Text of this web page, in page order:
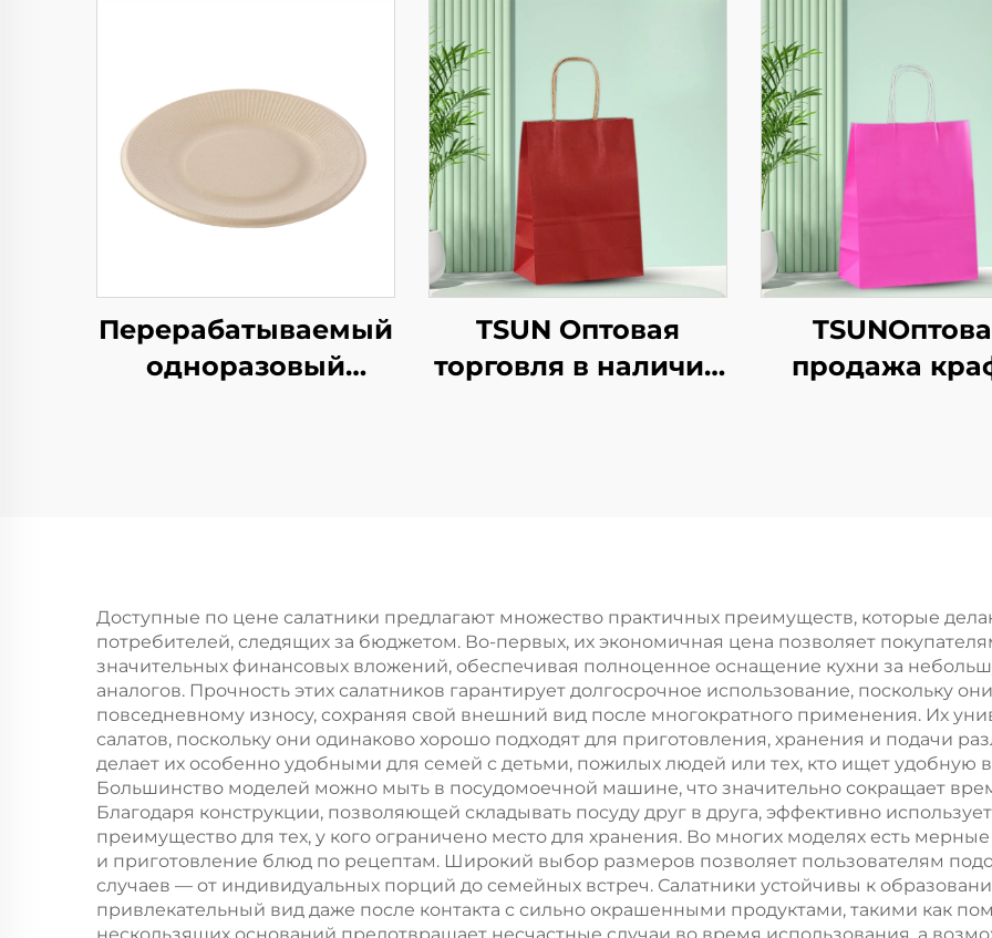
Перерабатываемый
одноразовый
для общепита и
крафтовых целей
TSUN Оптовая
торговля в наличии
подарочная
упаковка
продажа
еды в
упаковку
Доступные по цене салатники предлагают множество практичных преимуществ, которые
потребителей, следящих за бюджетом. Во-первых, их экономичная цена позволяет
значительных финансовых вложений, обеспечивая полноценное оснащение кухни за
аналогов. Прочность этих салатников гарантирует долгосрочное использование, поскольку
повседневному износу, сохраняя свой внешний вид после многократного применения. Их
салатов, поскольку они одинаково хорошо подходят для приготовления, хранения и подачи
делает их особенно удобными для семей с детьми, пожилых людей или тех, кто ищет удобную
Большинство моделей можно мыть в посудомоечной машине, что значительно сокращает
Благодаря конструкции, позволяющей складывать посуду друг в друга, эффективно
преимущество для тех, у кого ограничено место для хранения. Во многих моделях есть
и приготовление блюд по рецептам. Широкий выбор размеров позволяет пользователям
случаев — от индивидуальных порций до семейных встреч. Салатники устойчивы к
привлекательный вид даже после контакта с сильно окрашенными продуктами, такими как